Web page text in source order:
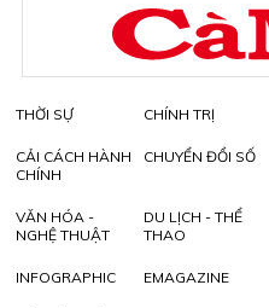
THỜI SỰ CHÍNH TRỊ
CẢI CÁCH HÀNH
CHÍNH
CHUYỂN ĐỔI SỐ
VĂN HÓA -
NGHỆ THUẬT
DU LỊCH - THỂ
THAO
INFOGRAPHIC EMAGAZINE